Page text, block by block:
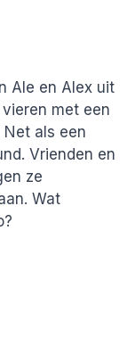
Ale en Alex uit
met een
als een
Vrienden en
ze
Wat